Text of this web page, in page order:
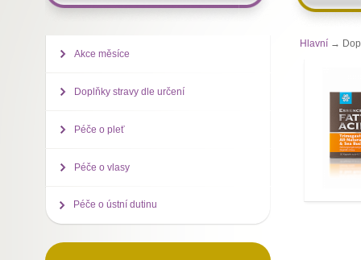
Hlavní →
Akce měsíce
Doplňky stravy dle určení
Péče o pleť
Péče o vlasy
Péče o ústní dutinu